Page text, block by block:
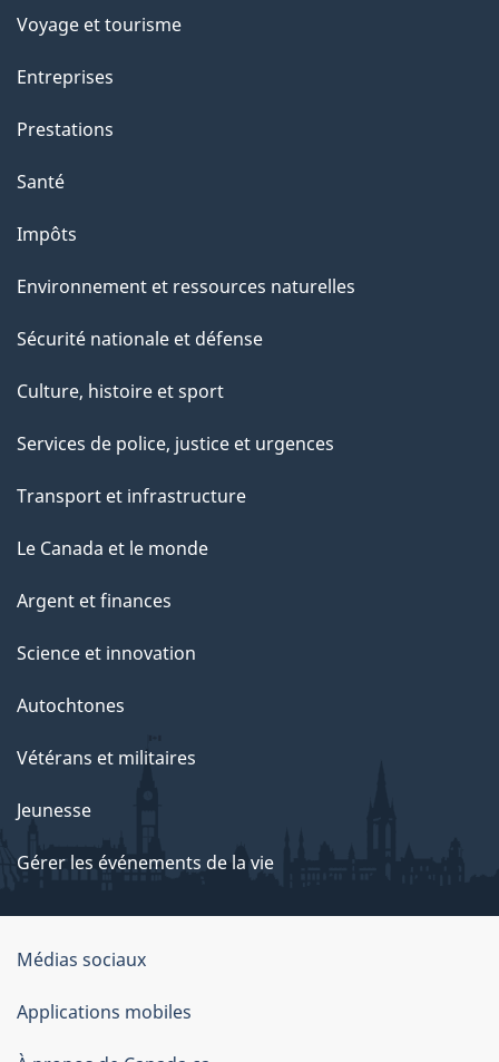
c
e
e
p
a
g
Voyage et tourisme
Entreprises
Prestations
Santé
Impôts
Environnement et ressources naturelles
Sécurité nationale et défense
Culture, histoire et sport
Services de police, justice et urgences
Transport et infrastructure
Le Canada et le monde
Argent et finances
Science et innovation
Autochtones
Vétérans et militaires
Jeunesse
Gérer les événements de la vie
Organisation
du
gouvernement
Médias sociaux
Applications mobiles